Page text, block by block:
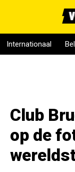
Internationaal
Club
op de